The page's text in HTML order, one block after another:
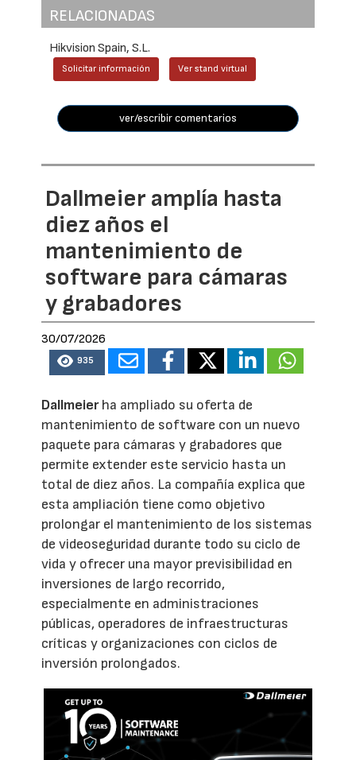
RELACIONADAS
Hikvision Spain, S.L.
Solicitar información Ver stand virtual
ver/escribir comentarios
Dallmeier amplía hasta
diez años el
mantenimiento de
software para cámaras
y grabadores
30/07/2026
935
Dallmeierha ampliado su oferta de
mantenimiento de software con un nuevo
paquete para cámaras y grabadores que
permite extender este servicio hasta un
total de diez años. La compañía explica que
esta ampliación tiene como objetivo
prolongar el mantenimiento de los sistemas
de videoseguridad durante todo su ciclo de
vida y ofrecer una mayor previsibilidad en
inversiones de largo recorrido,
especialmente en administraciones
públicas, operadores de infraestructuras
críticas y organizaciones con ciclos de
inversión prolongados.